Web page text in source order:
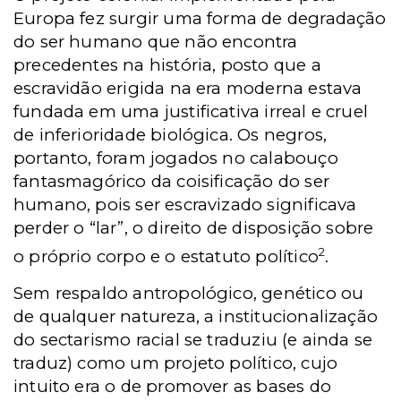
Europa fez surgir uma forma de degradação
do ser humano que não encontra
precedentes na história, posto que a
escravidão erigida na era moderna estava
fundada em uma justificativa irreal e cruel
de inferioridade biológica. Os negros,
portanto, foram jogados no calabouço
fantasmagórico da coisificação do ser
humano, pois ser escravizado significava
perder o “lar”, o direito de disposição sobre
o próprio corpo e o estatuto político2.
Sem respaldo antropológico, genético ou
de qualquer natureza, a institucionalização
do sectarismo racial se traduziu (e ainda se
traduz) como um projeto político, cujo
intuito era o de promover as bases do